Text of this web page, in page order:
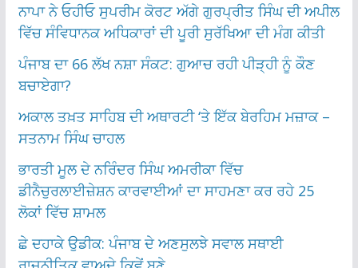
ਨਾਪਾ ਨੇ ਓਹੀਓ ਸੁਪਰੀਮ ਕੋਰਟ ਅੱਗੇ ਗੁਰਪ੍ਰੀਤ ਸਿੰਘ ਦੀ ਅਪੀਲ
ਵਿੱਚ ਸੰਵਿਧਾਨਕ ਅਧਿਕਾਰਾਂ ਦੀ ਪੂਰੀ ਸੁਰੱਖਿਆ ਦੀ ਮੰਗ ਕੀਤੀ
ਪੰਜਾਬ ਦਾ 66 ਲੱਖ ਨਸ਼ਾ ਸੰਕਟ: ਗੁਆਚ ਰਹੀ ਪੀੜ੍ਹੀ ਨੂੰ ਕੌਣ
ਬਚਾਏਗਾ?
ਅਕਾਲ ਤਖ਼ਤ ਸਾਹਿਬ ਦੀ ਅਥਾਰਟੀ ‘ਤੇ ਇੱਕ ਬੇਰਹਿਮ ਮਜ਼ਾਕ –
ਸਤਨਾਮ ਸਿੰਘ ਚਾਹਲ
ਭਾਰਤੀ ਮੂਲ ਦੇ ਨਰਿੰਦਰ ਸਿੰਘ ਅਮਰੀਕਾ ਵਿੱਚ
ਡੀਨੈਚੁਰਲਾਈਜ਼ੇਸ਼ਨ ਕਾਰਵਾਈਆਂ ਦਾ ਸਾਹਮਣਾ ਕਰ ਰਹੇ 25
ਲੋਕਾਂ ਵਿੱਚ ਸ਼ਾਮਲ
ਛੇ ਦਹਾਕੇ ਉਡੀਕ: ਪੰਜਾਬ ਦੇ ਅਣਸੁਲਝੇ ਸਵਾਲ ਸਥਾਈ